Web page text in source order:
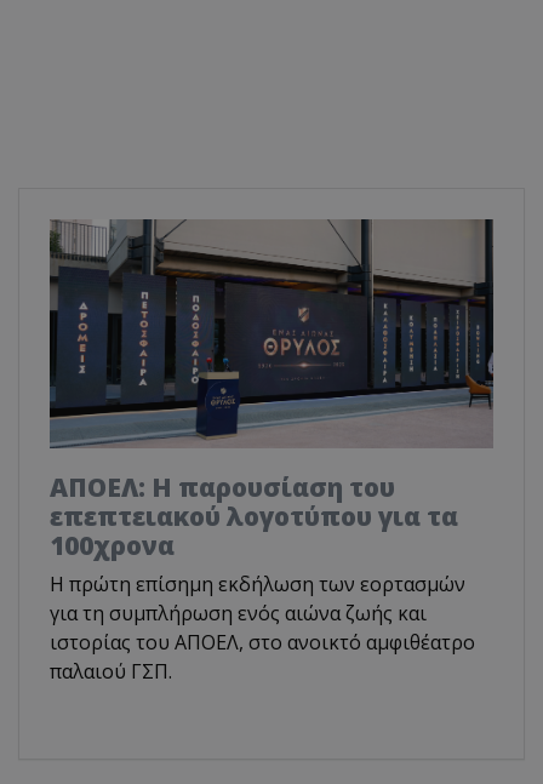
ΑΠΟΕΛ: Η παρουσίαση του
επεπτειακού λογοτύπου για τα
100χρονα
H πρώτη επίσημη εκδήλωση των εορτασμών
για τη συμπλήρωση ενός αιώνα ζωής και
ιστορίας του ΑΠΟΕΛ, στο ανοικτό αμφιθέατρο
παλαιού ΓΣΠ.